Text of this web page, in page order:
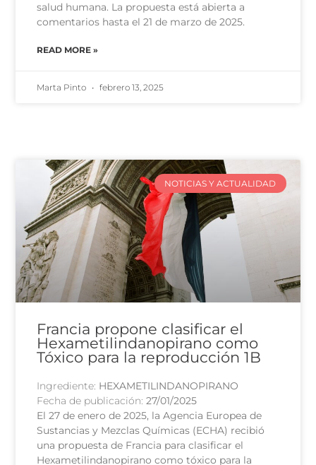
salud humana. La propuesta está abierta a
comentarios hasta el 21 de marzo de 2025.
READ MORE »
Marta Pinto febrero 13, 2025
NOTICIAS Y ACTUALIDAD
Francia propone clasificar el
Hexametilindanopirano como
Tóxico para la reproducción 1B
Ingrediente: HEXAMETILINDANOPIRANO
Fecha de publicación:27/01/2025
El 27 de enero de 2025, la Agencia Europea de
Sustancias y Mezclas Químicas (ECHA) recibió
una propuesta de Francia para clasificar el
Hexametilindanopirano como tóxico para la